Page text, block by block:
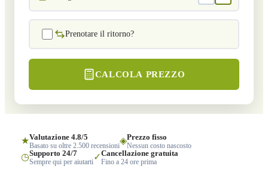
Prenotare il ritorno?
CALCOLA PREZZO
★Valutazione 4.8/5
Basato su oltre 2.500 recensioni◈Prezzo fisso
Nessun costo nascosto
◷Supporto 24/7
Sempre qui per aiutarti✓Cancellazione gratuita
Fino a 24 ore prima